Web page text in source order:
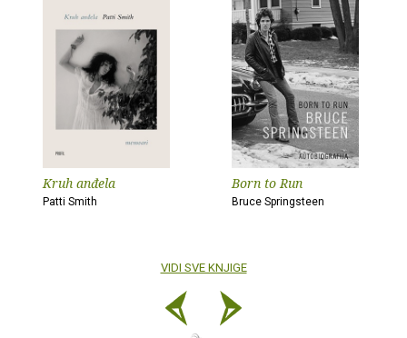
Kruh anđela
Patti Smith
Born to Run
Bruce Springsteen
VIDI SVE KNJIGE